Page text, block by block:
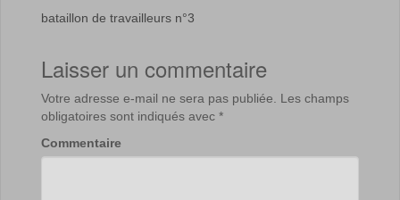
bataillon de travailleurs n°3
Laisser un commentaire
Votre adresse e-mail ne sera pas publiée.
Les champs
obligatoires sont indiqués avec *
Commentaire